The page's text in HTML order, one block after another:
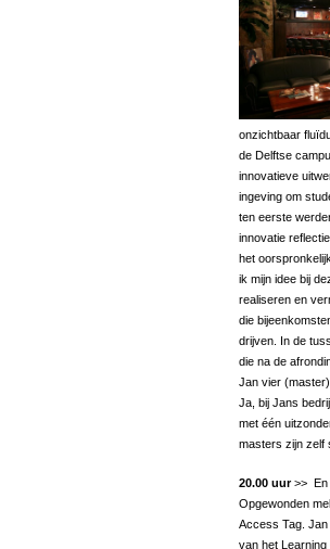
onzichtbaar
de Delftse
innovatieve
ingeving om
ten eerste
innovatie
het
ik mijn idee bij
realiseren en
die
drijven. In de
die na de
Jan vier
Ja, bij Jans
met één
masters zijn zelf
20.00 uur>> En
Opgewonden
Access Tag.
van het